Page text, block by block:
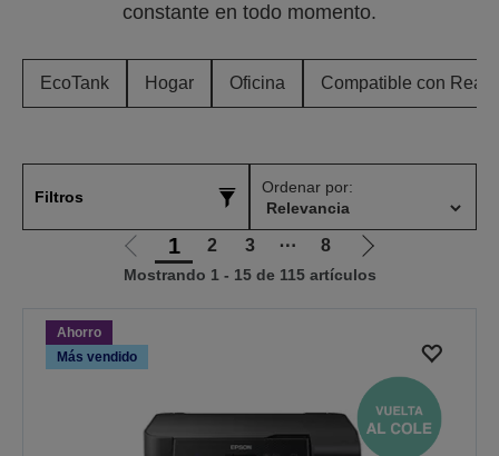
constante en todo momento.
EcoTank Hogar Oficina Compatible con
Filtros
Ordenar por:
Ir
a
anterior
1 2 3 ⋯ 8
Ir
a
siguiente
Mostrando 1 - 15 de 115 artículos
Ahorro
Más vendido